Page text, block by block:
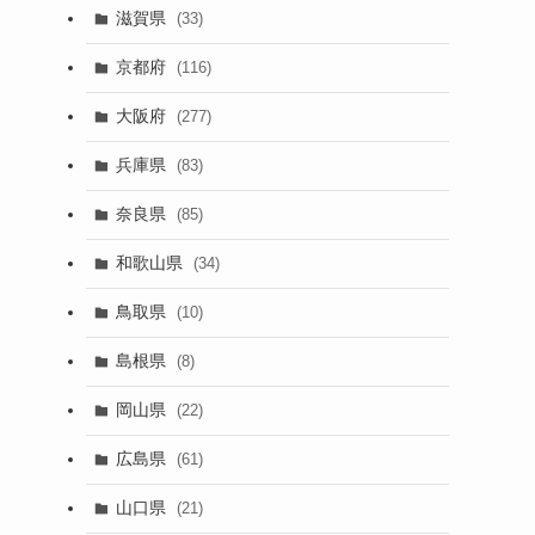
滋賀県 (33)
京都府 (116)
大阪府 (277)
兵庫県 (83)
奈良県 (85)
和歌山県 (34)
鳥取県 (10)
島根県 (8)
岡山県 (22)
広島県 (61)
山口県 (21)